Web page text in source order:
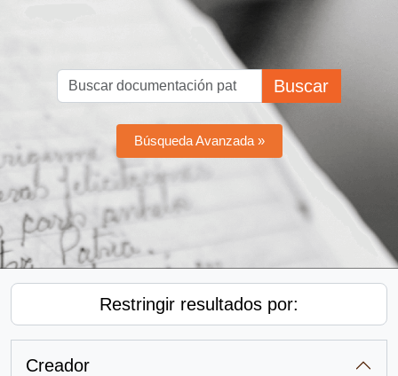
Buscar
Búsqueda Avanzada »
Restringir resultados por:
Creador